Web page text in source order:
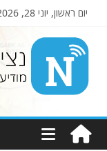
יום ראשון, יוני 28, 2026
מודיעין
מהמקורות